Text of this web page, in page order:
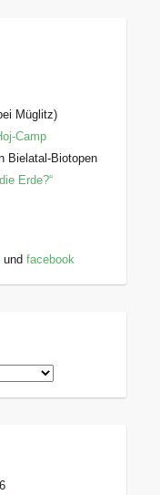
Müglitz)
Camp
Bielatal-Biotopen
Erde?“
undfacebook